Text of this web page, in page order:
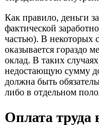
Как правило, деньги
фактической
частью). В некоторых
оказывается гораздо
оклад. В таких
недостающую сумму
должна быть
либо в отдельном
Оплата труда